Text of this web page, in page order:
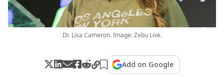
Dr. Lisa Cameron. Image: Zebu Live.
Add on Google